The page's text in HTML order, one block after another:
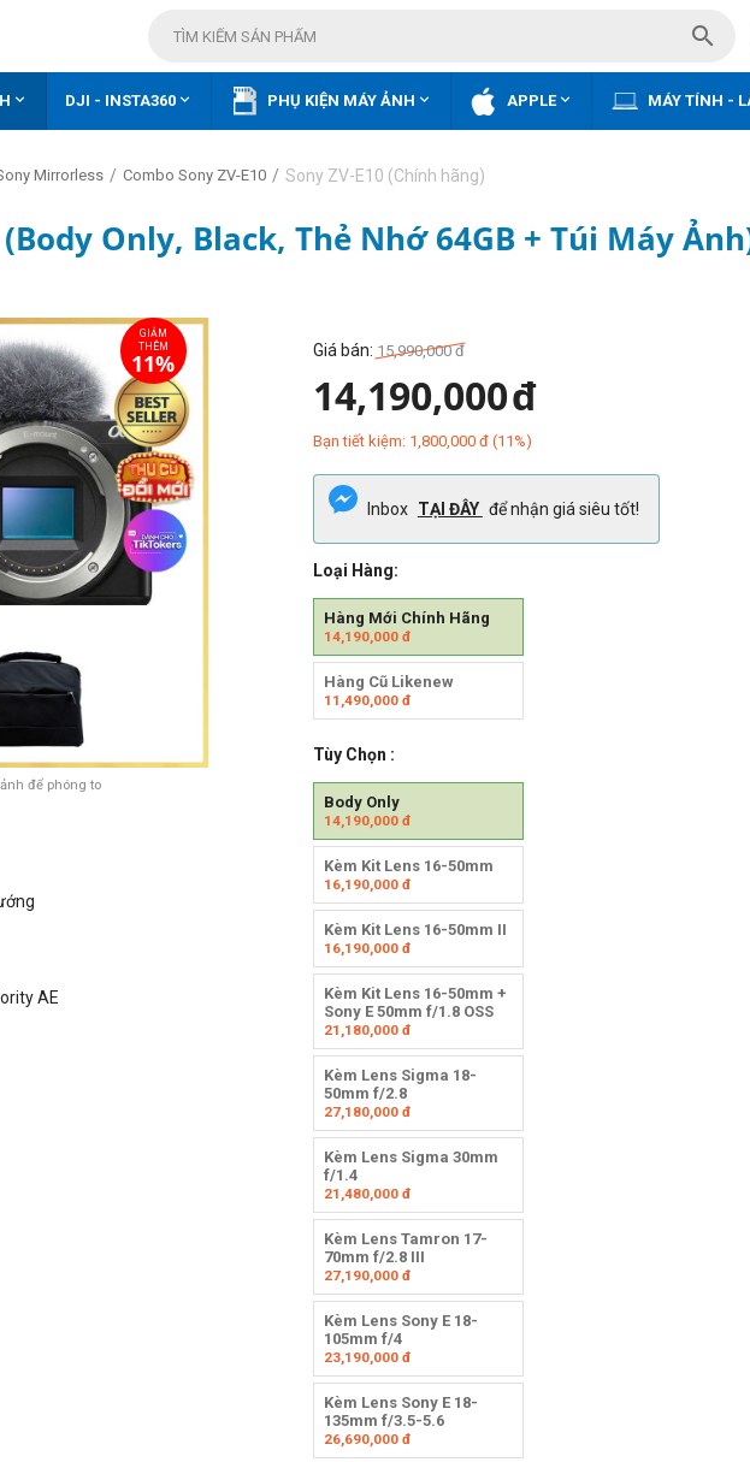

 DJI - INSTA360  PHỤ KIỆN MÁY ẢNH  APPLE MÁY TÍNH -
Mirrorless / Combo Sony ZV-E10 / Sony ZV-E10 (Chính hãng)
Only, Black, Thẻ Nhớ 64GB + Túi Máy
để phóng to
AE
Giá bán: 15,990,000 đ
14,190,000đ
Bạn tiết kiệm: 1,800,000đ(11 %)
Inbox TẠI ĐÂY để nhận giá siêu tốt!
Loại Hàng:
Hàng Mới Chính Hãng
14,190,000đ
Hàng Cũ Likenew
11,490,000đ
Tùy Chọn :
Body Only
14,190,000đ
Kèm Kit Lens 16-50mm
16,190,000đ
Kèm Kit Lens 16-50mm II
16,190,000đ
Kèm Kit Lens 16-50mm +
Sony E 50mm f/1.8 OSS
21,180,000đ
Kèm Lens Sigma 18-
50mm f/2.8
27,180,000đ
Kèm Lens Sigma 30mm
f/1.4
21,480,000đ
Kèm Lens Tamron 17-
70mm f/2.8 III
27,190,000đ
Kèm Lens Sony E 18-
105mm f/4
23,190,000đ
Kèm Lens Sony E 18-
135mm f/3.5-5.6
26,690,000đ